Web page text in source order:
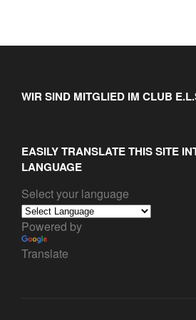
WIR SIND MITGLIED IM CLUB
EASILY TRANSLATE THIS SITE
LANGUAGE
Select your language
Powered by
Translate